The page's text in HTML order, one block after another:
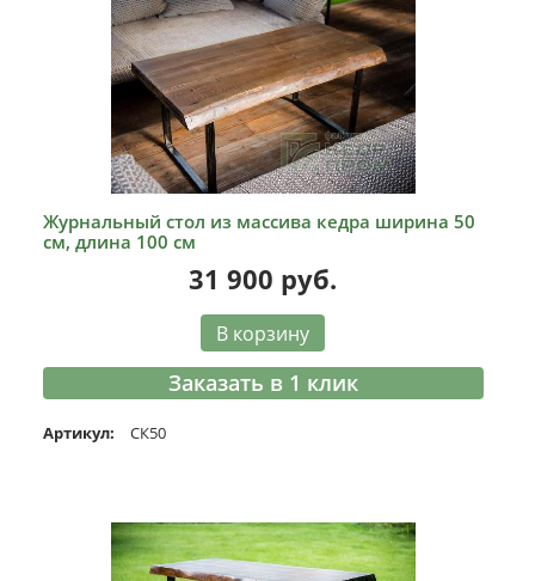
ВИДЕО
ОТЗЫВЫ
КОНТАКТЫ
Журнальный стол из массива кедра ширина 50
см, длина 100 см
31 900 руб.
В корзину
Заказать в 1 клик
Артикул: СК50